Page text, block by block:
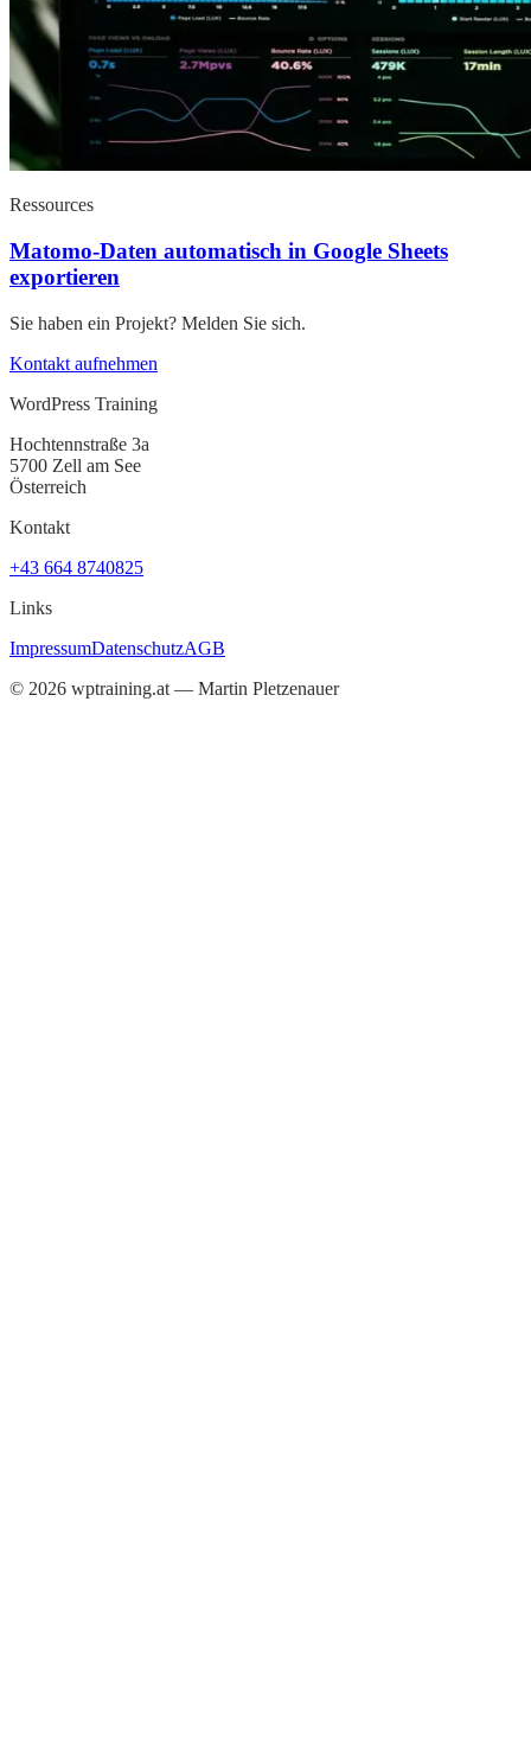
Ressources
Matomo-Daten automatisch in Google Sheets
exportieren
Sie haben ein Projekt? Melden Sie sich.
Kontakt aufnehmen
WordPress Training
Hochtennstraße 3a
5700 Zell am See
Österreich
Kontakt
+43 664 8740825
Links
ImpressumDatenschutzAGB
© 2026 wptraining.at — Martin Pletzenauer